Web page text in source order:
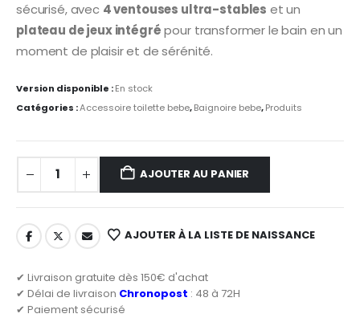
sécurisé, avec 4 ventouses ultra-stables et un
plateau de jeux intégrépour transformer le bain en un
moment de plaisir et de sérénité.
Version disponible :En stock
Catégories :Accessoire toilette bebe,Baignoire bebe,Produits
AJOUTER AU PANIER
AJOUTER À LA LISTE DE NAISSANCE
✔ Livraison gratuite dès 150€ d'achat
✔ Délai de livraison Chronopost : 48 à 72H
✔ Paiement sécurisé